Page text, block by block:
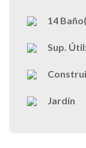
14
Sup.
Jardín